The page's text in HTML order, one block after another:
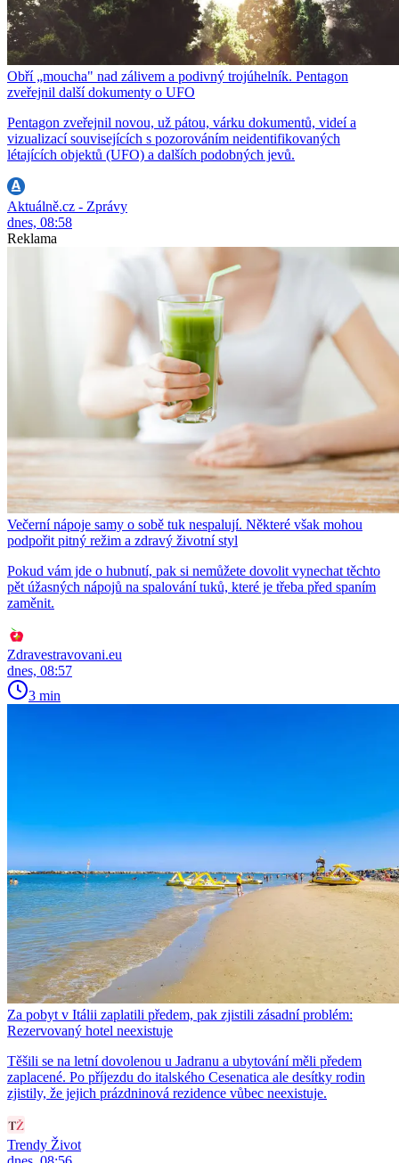
Obří „moucha" nad zálivem a podivný trojúhelník. Pentagon
zveřejnil další dokumenty o UFO
Pentagon zveřejnil novou, už pátou, várku dokumentů, videí a
vizualizací souvisejících s pozorováním neidentifikovaných
létajících objektů (UFO) a dalších podobných jevů.
Aktuálně.cz - Zprávy
dnes, 08:58
Reklama
Večerní nápoje samy o sobě tuk nespalují. Některé však mohou
podpořit pitný režim a zdravý životní styl
Pokud vám jde o hubnutí, pak si nemůžete dovolit vynechat těchto
pět úžasných nápojů na spalování tuků, které je třeba před spaním
zaměnit.
Zdravestravovani.eu
dnes, 08:57
3 min
Za pobyt v Itálii zaplatili předem, pak zjistili zásadní problém:
Rezervovaný hotel neexistuje
Těšili se na letní dovolenou u Jadranu a ubytování měli předem
zaplacené. Po příjezdu do italského Cesenatica ale desítky rodin
zjistily, že jejich prázdninová rezidence vůbec neexistuje.
Trendy Život